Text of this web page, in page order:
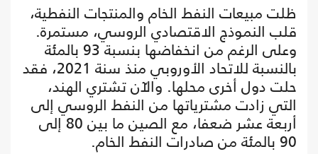
ظلت مبيعات النفط الخام والمنتجات النفطية،
قلب النموذج الاقتصادي الروسي، مستمرة.
وعلى الرغم من انخفاضها بنسبة 93 بالمئة
بالنسبة للاتحاد الأوروبي منذ سنة 2021، فقد
حلت دول أخرى محلها. والآن تشتري الهند،
التي زادت مشترياتها من النفط الروسي إلى
أربعة عشر ضعفا، مع الصين ما بين 80 إلى
90 بالمئة من صادرات النفط الخام.